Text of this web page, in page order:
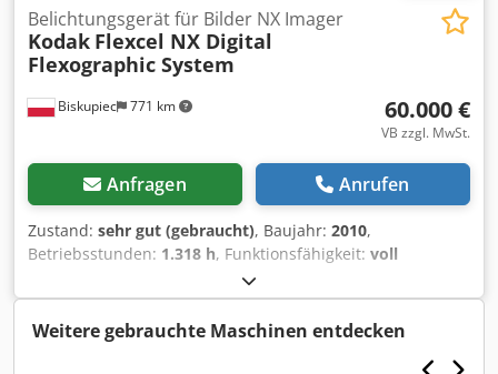
Biskupiec 771 km
Belichtungsgerät für Bilder NX Imager
Kodak Flexcel NX Digital
Flexographic System
60.000 €
VB zzgl. MwSt.
Anfragen Anrufen
Zustand: sehr gut (gebraucht), Baujahr: 2010,
Betriebsstunden: 1.318 h, Funktionsfähigkeit: voll
, Eingangsspannung:
Eingangsfrequenz:60 Hz, Wir bieten einen gebrauchten
Kodak NX Imager, Modell Flexcel NX Digital Flexographic
System, Baujahr 2010, zum Verkauf an. Das
Weitere gebrauchte Maschinen entdecken